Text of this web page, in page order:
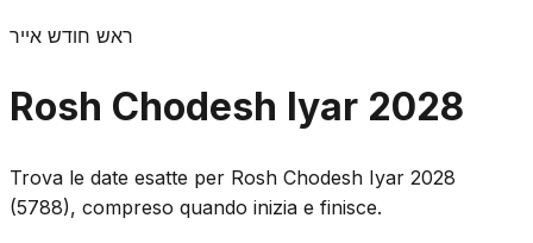
ראש חודש אייר
Rosh Chodesh Iyar 2028
Trova le date esatte per Rosh Chodesh Iyar 2028
(5788), compreso quando inizia e finisce.